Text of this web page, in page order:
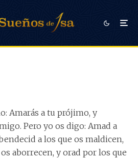
Amarás a tu prójimo, y
Pero yo os digo: Amad a
a los que os maldicen,
aborrecen, y orad por los que